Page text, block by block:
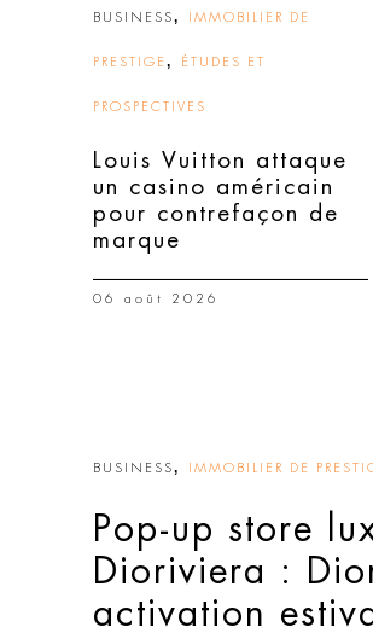
BUSINESS, IMMOBILIER DE
PRESTIGE , ÉTUDES ET
PROSPECTIVES
Louis Vuitton attaque
un casino américain
pour contrefaçon de
marque
06 août 2026
BUSINESS, IMMOBILIER DE
Pop-up store
Dioriviera :
activation